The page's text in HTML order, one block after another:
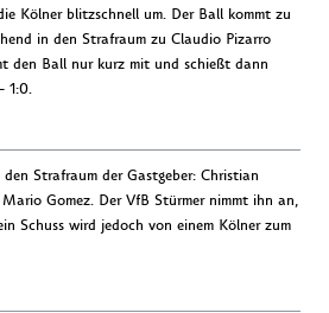
Kölner blitzschnell um. Der Ball kommt zu
in den Strafraum zu Claudio Pizarro
den Ball nur kurz mit und schießt dann
1:0.
Strafraum der Gastgeber: Christian
Gomez. Der VfB Stürmer nimmt ihn an,
Schuss wird jedoch von einem Kölner zum